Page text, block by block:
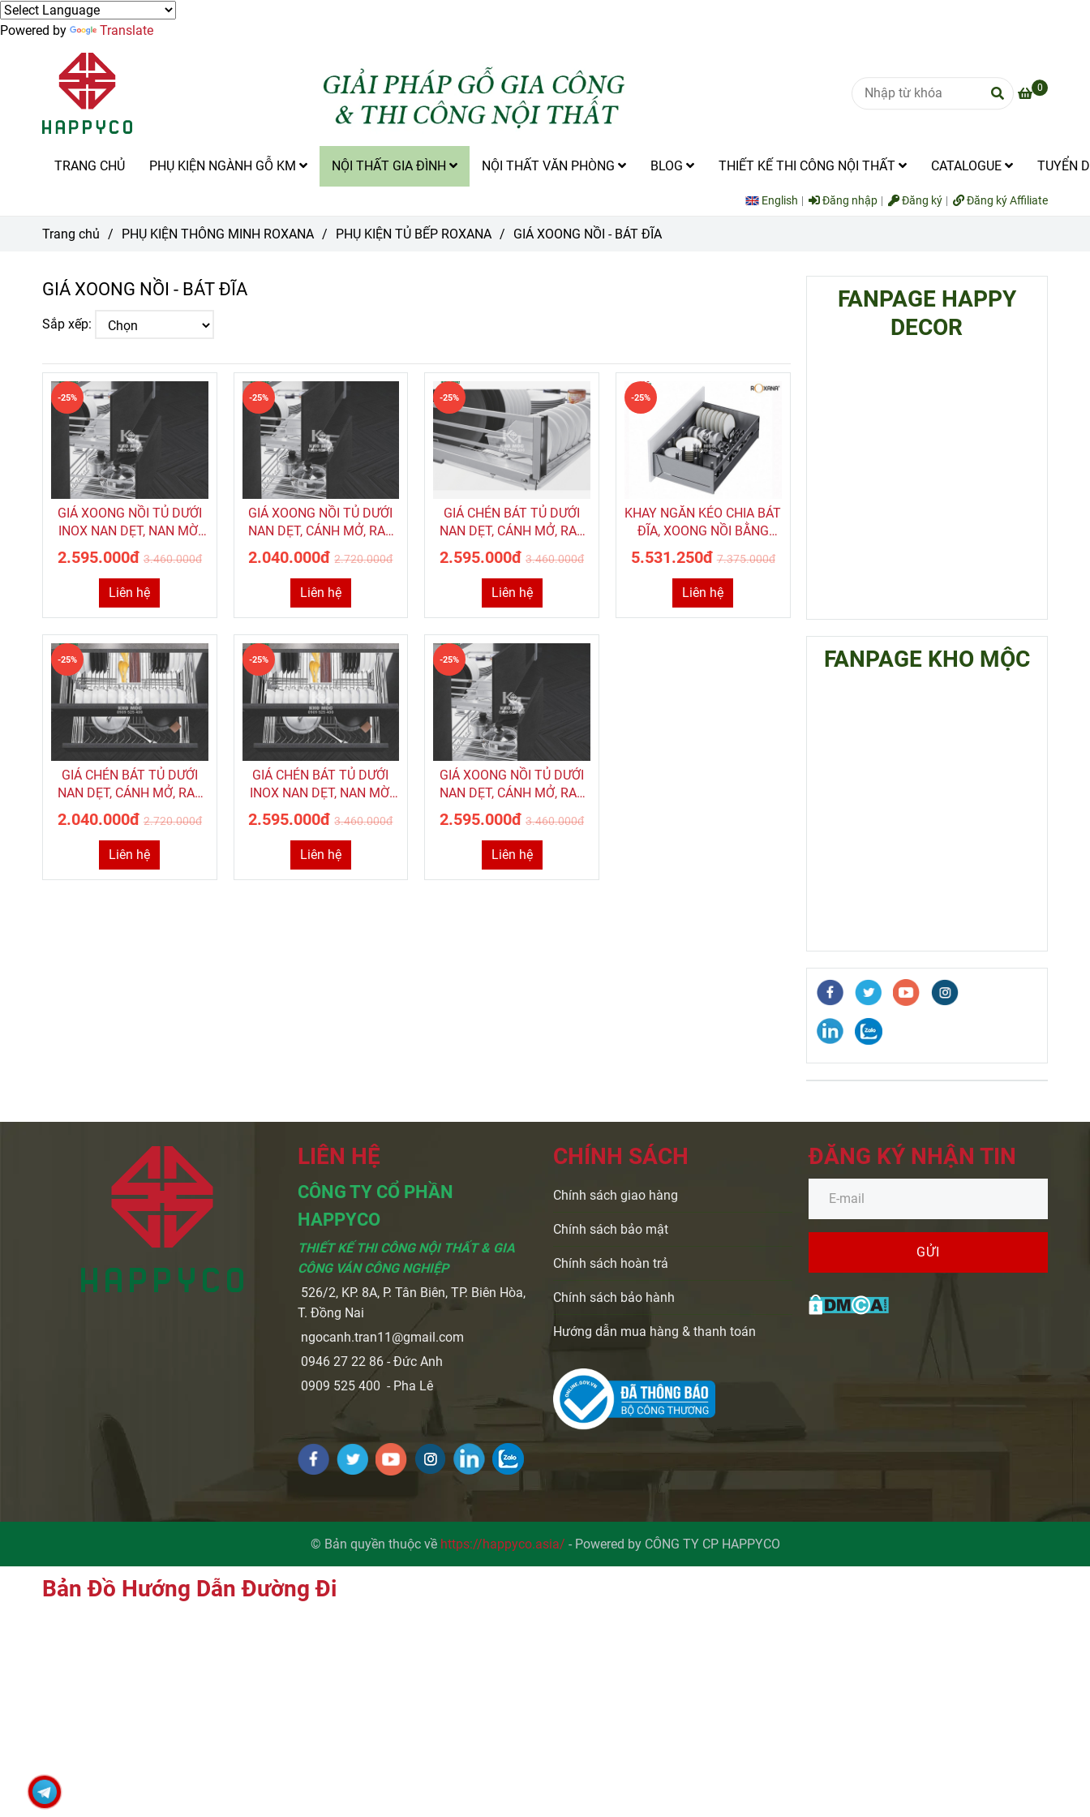
Powered by Translate
0
TRANG CHỦ PHỤ KIỆN NGÀNH GỖ KM NỘI THẤT GIA ĐÌNH NỘI THẤT VĂN PHÒNG BLOG THIẾT KẾ THI CÔNG NỘI THẤT CATALOGUE TUYỂN
English Đăng nhập Đăng ký Đăng ký Affiliate
Trang chủ / PHỤ KIỆN THÔNG MINH ROXANA / PHỤ KIỆN TỦ BẾP ROXANA / GIÁ XOONG NỒI - BÁT ĐĨA
GIÁ XOONG NỒI - BÁT ĐĨA
Sắp xếp:
GIÁ XOONG NỒI TỦ DƯỚI
INOX NAN DẸT, NAN MỜ,
RAY ÂM GIẢM CHẤN
ROXANA MÃ R002A
2.595.000đ 3.460.000đ
-25%
Liên hệ
GIÁ XOONG NỒI TỦ DƯỚI
NAN DẸT, CÁNH MỞ, RAY
ÂM GIÂM CHẤN ROXANA
R034A
2.040.000đ 2.720.000đ
-25%
Liên hệ
GIÁ CHÉN BÁT TỦ DƯỚI
NAN DẸT, CÁNH MỞ, RAY
ÂM GIẢM CHẤN ROXANA
MÃ R035B
2.595.000đ 3.460.000đ
-25%
Liên hệ
KHAY NGĂN KÉO CHIA BÁT
ĐĨA, XOONG NỒI BẰNG
HỢP KIM NHÔM ROXANA
Mã SGWD
5.531.250đ 7.375.000đ
-25%
Liên hệ
GIÁ CHÉN BÁT TỦ DƯỚI
NAN DẸT, CÁNH MỞ, RAY
ÂM GIẢM CHẤN ROXANA
MÃ R034B
2.040.000đ 2.720.000đ
-25%
Liên hệ
GIÁ CHÉN BÁT TỦ DƯỚI
INOX NAN DẸT, NAN MỜ,
RAY ÂM GIẢM CHẤN
ROXANA R002B
2.595.000đ 3.460.000đ
-25%
Liên hệ
GIÁ XOONG NỒI TỦ DƯỚI
NAN DẸT, CÁNH MỞ, RAY
ÂM GIẢM CHẤN ROXANA
R035A
2.595.000đ 3.460.000đ
-25%
Liên hệ
FANPAGE HAPPY
DECOR
FANPAGE KHO MỘC
LIÊN HỆ
CÔNG TY CỔ PHẦN
HAPPYCO
THIẾT KẾ THI CÔNG NỘI THẤT & GIA
CÔNG VÁN CÔNG NGHIỆP
526/2, KP. 8A, P. Tân Biên, TP. Biên Hòa,
T. Đồng Nai
ngocanh.tran11@gmail.com
0946 27 22 86 - Đức Anh
0909 525 400 - Pha Lê
CHÍNH SÁCH
Chính sách giao hàng
Chính sách bảo mật
Chính sách hoàn trả
Chính sách bảo hành
Hướng dẫn mua hàng & thanh toán
ĐĂNG KÝ NHẬN TIN
GỬI
© Bản quyền thuộc về https://happyco.asia/ - Powered by CÔNG TY CP HAPPYCO
Bản Đồ Hướng Dẫn Đường Đi